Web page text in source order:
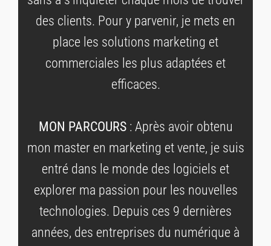
des clients. Pour y parvenir, je mets en
place les solutions marketing et
commerciales les plus adaptées et
efficaces.
MON PARCOURS: Après avoir obtenu
mon master en marketing et vente, je suis
entré dans le monde des logiciels et
explorer ma passion pour les nouvelles
technologies. Depuis ces 9 dernières
années, des entreprises du numérique à